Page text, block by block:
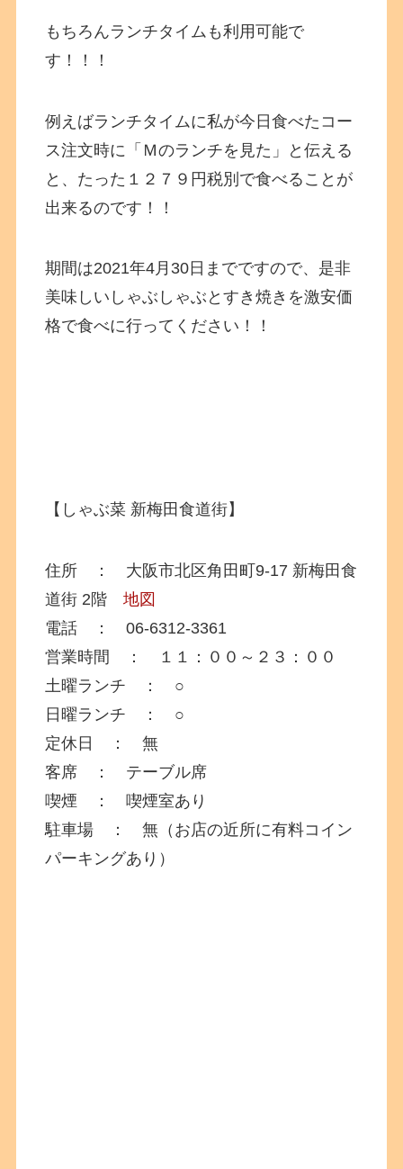
もちろんランチタイムも利用可能で
す！！！
例えばランチタイムに私が今日食べたコー
ス注文時に「Ｍのランチを見た」と伝える
と、たった１２７９円税別で食べることが
出来るのです！！
期間は2021年4月30日までですので、是非
美味しいしゃぶしゃぶとすき焼きを激安価
格で食べに行ってください！！
【しゃぶ菜 新梅田食道街】
住所 ： 大阪市北区角田町9-17 新梅田食
道街 2階地図
電話 ： 06-6312-3361
営業時間 ： １１：００～２３：００
土曜ランチ ： ○
日曜ランチ ： ○
定休日 ： 無
客席 ： テーブル席
喫煙 ： 喫煙室あり
駐車場 ： 無（お店の近所に有料コイン
パーキングあり）